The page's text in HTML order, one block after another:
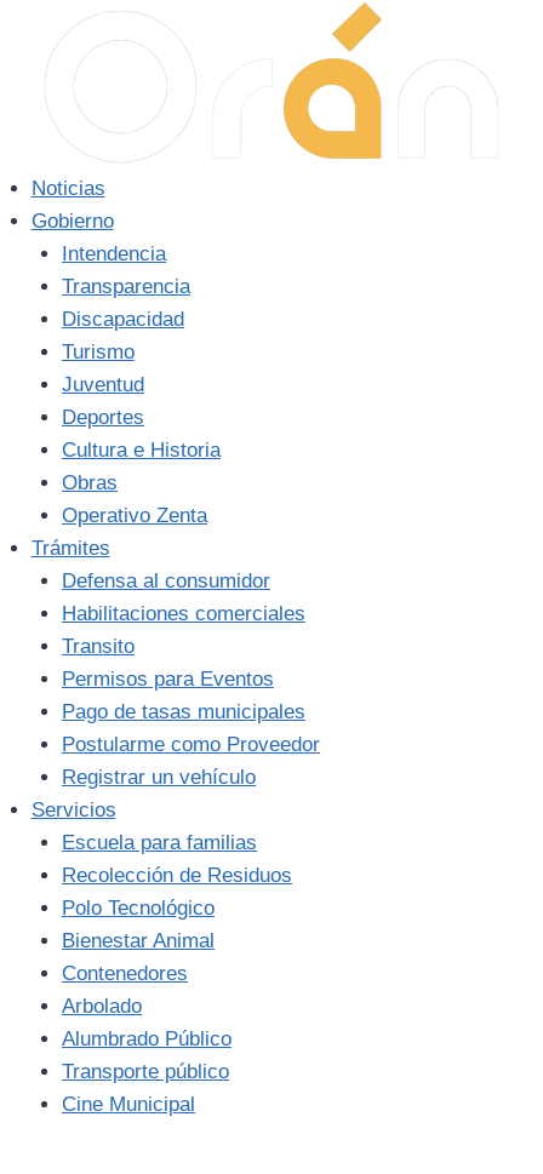
contenido
Noticias
Gobierno
Intendencia
Transparencia
Discapacidad
Turismo
Juventud
Deportes
Cultura e Historia
Obras
Operativo Zenta
Trámites
Defensa al consumidor
Habilitaciones comerciales
Transito
Permisos para Eventos
Pago de tasas municipales
Postularme como Proveedor
Registrar un vehículo
Servicios
Escuela para familias
Recolección de Residuos
Polo Tecnológico
Bienestar Animal
Contenedores
Arbolado
Alumbrado Público
Transporte público
Cine Municipal